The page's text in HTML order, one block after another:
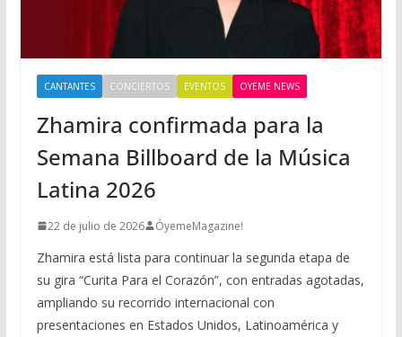
CANTANTES CONCIERTOS EVENTOS OYEME NEWS
Zhamira confirmada para la
Semana Billboard de la Música
Latina 2026
22 de julio de 2026 ÓyemeMagazine!
Zhamira está lista para continuar la segunda etapa de
su gira “Curita Para el Corazón”, con entradas agotadas,
ampliando su recorrido internacional con
presentaciones en Estados Unidos, Latinoamérica y